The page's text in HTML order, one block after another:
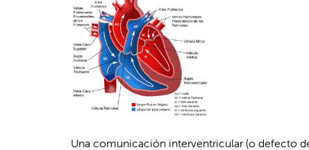
Una comunicación interventricular (o defecto